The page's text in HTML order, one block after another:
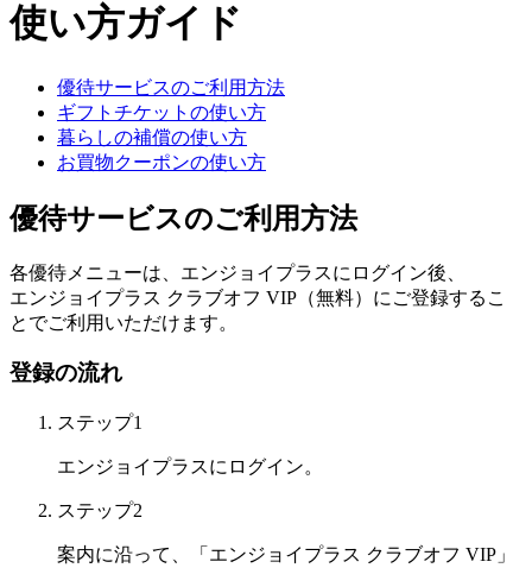
使い方ガイド
優待サービスのご利用方法
ギフトチケットの使い方
暮らしの補償の使い方
お買物クーポンの使い方
優待サービスのご利用方法
各優待メニューは、エンジョイプラスにログイン後、
エンジョイプラス クラブオフ VIP（無料）にご登録するこ
とでご利用いただけます。
登録の流れ
ステップ1
エンジョイプラスにログイン。
ステップ2
案内に沿って、「エンジョイプラス クラブオフ VIP」